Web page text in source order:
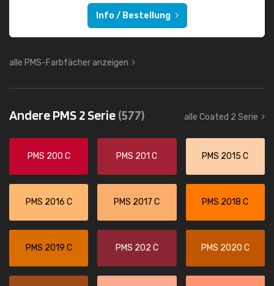
Info / Bestellung
alle PMS-Farbfächer anzeigen
Andere PMS 2 Serie(577) alle Coated 2 Serie
PMS 200 C PMS 201 C PMS 2015 C
PMS 2016 C PMS 2017 C PMS 2018 C
PMS 2019 C PMS 202 C PMS 2020 C